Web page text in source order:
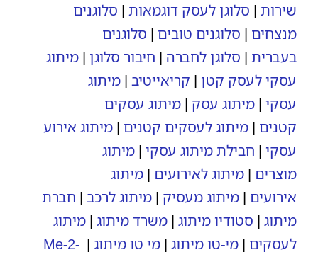
שירות | סלוגן לעסק דוגמאות | סלוגנים
מנצחים | סלוגנים טובים | סלוגנים
בעברית | סלוגן לחברה | חיבור סלוגן | מיתוג
עסקי לעסק קטן | קריאייטיב | מיתוג
עסקי | מיתוג עסק | מיתוג עסקים
קטנים | מיתוג לעסקים קטנים | מיתוג אירוע
עסקי | חבילת מיתוג עסקי | מיתוג
מוצרים | מיתוג לאירועים | מיתוג
אירועים | מיתוג מעסיק | מיתוג לרכב | חברת
מיתוג | סטודיו מיתוג | משרד מיתוג | מיתוג
לעסקים | מי-טו מיתוג | מי טו מיתוג |
Me-2-